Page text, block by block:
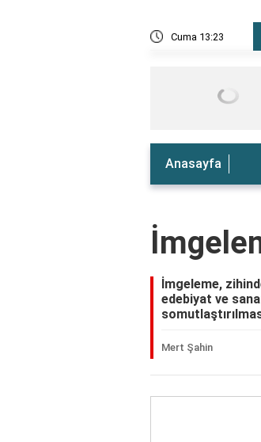
Cuma 13:23
Anasayfa
İmgeleme,
edebiyat ve
Mert Şahin